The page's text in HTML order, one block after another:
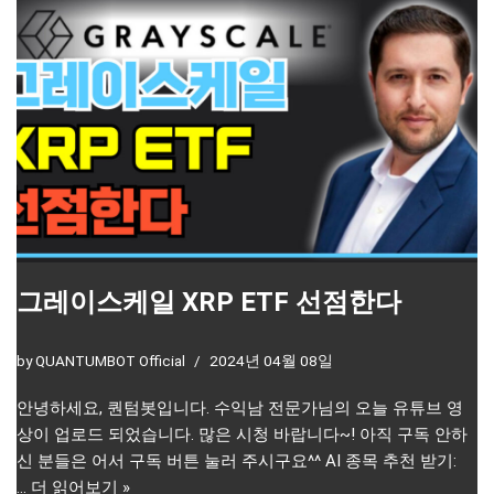
그레이스케일 XRP ETF 선점한다
byQUANTUMBOT Official 2024년 04월 08일
안녕하세요, 퀀텀봇입니다. 수익남 전문가님의 오늘 유튜브 영
상이 업로드 되었습니다. 많은 시청 바랍니다~! 아직 구독 안하
신 분들은 어서 구독 버튼 눌러 주시구요^^ AI 종목 추천 받기:
… 더 읽어보기 »